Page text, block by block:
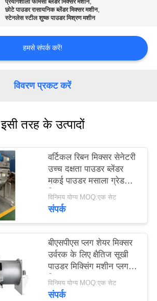
प्रयोगशाला फार्मेसी ब्लेंडर मिक्सर मशीन
छोटे पाउडर रासायनिक ब्लेंडर मिक्सर मशीन,
स्टेनलेस स्टील शुष्क पाउडर मिश्रण मशीन
हमसे संपर्क करें!
विवरण प्रकट करें
इसी तरह के उत्पादों
वर्टिकल रिबन मिक्सर सेनेटरी
उच्च दक्षता पाउडर ब्लेंडर
मकई पाउडर मसाला ग्रेड
मिक्सर
विनिमय योग्य MOQ:एक सेट
संपर्क
बीएसपीएस प्लग शेयर मिक्सर
उर्वरक के लिए क्षैतिज सूखी
पाउडर मिक्सिंग मशीन प्लग
मिक्सर
विनिमय योग्य MOQ:एक सेट
संपर्क